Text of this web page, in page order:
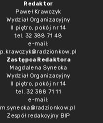
Redaktor
Paweł Krawczyk
Wydział Organizacyjny
II piętro, pokój nr 14
tel. 32 388 71 48
e-mail:
p.krawczyk@radzionkow.pl
Zastępca Redaktora
Magdalena Synecka
Wydział Organizacyjny
II piętro, pokój nr 14
tel. 32 388 71 11
e-mail:
m.synecka@radzionkow.pl
Zespół redakcyjny BIP